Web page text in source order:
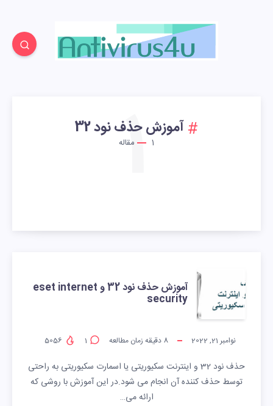
آموزش حذف نود 32
1 مقاله
1
آموزش حذف نود 32 و eset internet
security
نوامبر 21, 2022 8 دقیقه زمان مطالعه 1
حذف نود 32 و اینترنت سکیوریتی یا اسمارت سکیوریتی به راحتی
توسط حذف کننده آن انجام می شود.در این آموزش با روشی که
ارائه می…